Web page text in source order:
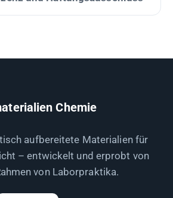
Chemie
aufbereitete Materialien für
– entwickelt und erprobt von
von Laborpraktika.